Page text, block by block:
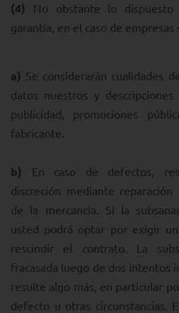
(4) No obstante lo
garantía, en el caso de
a) Se considerarán cualidades
datos nuestros y
publicidad, promociones
fabricante.
b) En caso de defectos,
discreción mediante
de la mercancía. Si la
usted podrá optar por exigir
rescindir el contrato. La
fracasada luego de dos intentos
resulte algo más, en particular
defecto u otras circunstancias.